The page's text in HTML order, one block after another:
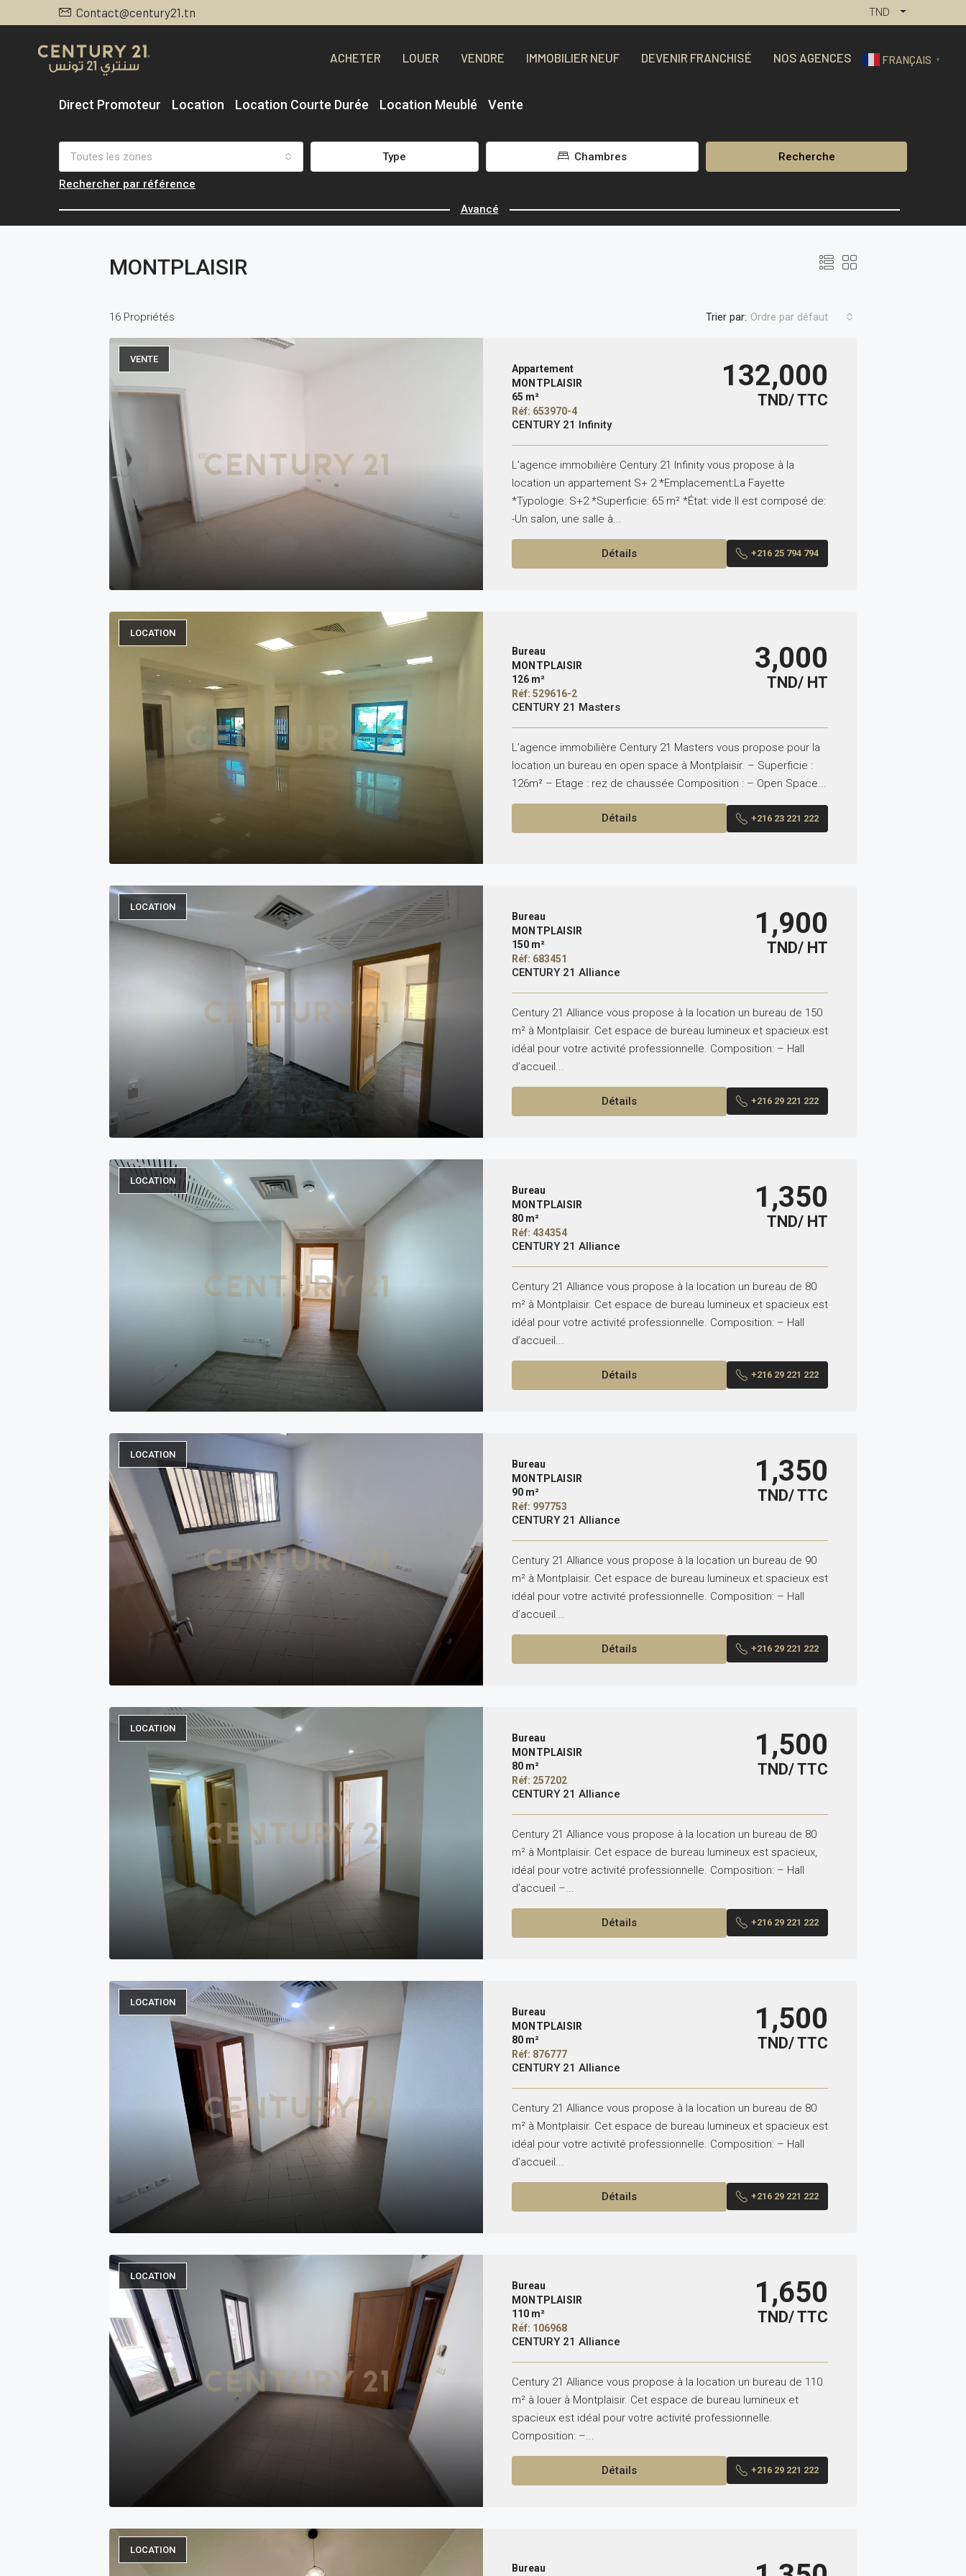
Contact@century21.tn TND
ACHETER LOUER VENDRE IMMOBILIER NEUF DEVENIR FRANCHISÉ NOS AGENCES FRANÇAIS ▼
Direct Promoteur Location Location Courte Durée Location Meublé Vente
Toutes les zones Type Chambres Recherche
Rechercher par référence
Avancé
MONTPLAISIR
16 Propriétés Trier par: Ordre par défaut
VENTE
Appartement
MONTPLAISIR
65 m²
Réf: 653970-4
CENTURY 21 Infinity
132,000
TND/ TTC
L’agence immobilière Century 21 Infinity vous propose à la
location un appartement S+ 2 *Emplacement:La Fayette
*Typologie: S+2 *Superficie: 65 m² *État: vide Il est composé de:
-Un salon, une salle à...
Détails +216 25 794 794
LOCATION
Bureau
MONTPLAISIR
126 m²
Réf: 529616-2
CENTURY 21 Masters
3,000
TND/ HT
L’agence immobilière Century 21 Masters vous propose pour la
location un bureau en open space à Montplaisir. – Superficie :
126m² – Etage : rez de chaussée Composition : – Open Space...
Détails +216 23 221 222
LOCATION
Bureau
MONTPLAISIR
150 m²
Réf: 683451
CENTURY 21 Alliance
1,900
TND/ HT
Century 21 Alliance vous propose à la location un bureau de 150
m² à Montplaisir. Cet espace de bureau lumineux et spacieux est
idéal pour votre activité professionnelle. Composition: – Hall
d’accueil...
Détails +216 29 221 222
LOCATION
Bureau
MONTPLAISIR
80 m²
Réf: 434354
CENTURY 21 Alliance
1,350
TND/ HT
Century 21 Alliance vous propose à la location un bureau de 80
m² à Montplaisir. Cet espace de bureau lumineux et spacieux est
idéal pour votre activité professionnelle. Composition: – Hall
d’accueil...
Détails +216 29 221 222
LOCATION
Bureau
MONTPLAISIR
90 m²
Réf: 997753
CENTURY 21 Alliance
1,350
TND/ TTC
Century 21 Alliance vous propose à la location un bureau de 90
m² à Montplaisir. Cet espace de bureau lumineux et spacieux est
idéal pour votre activité professionnelle. Composition: – Hall
d’accueil...
Détails +216 29 221 222
LOCATION
Bureau
MONTPLAISIR
80 m²
Réf: 257202
CENTURY 21 Alliance
1,500
TND/ TTC
Century 21 Alliance vous propose à la location un bureau de 80
m² à Montplaisir. Cet espace de bureau lumineux est spacieux,
idéal pour votre activité professionnelle. Composition: – Hall
d’accueil –...
Détails +216 29 221 222
LOCATION
Bureau
MONTPLAISIR
80 m²
Réf: 876777
CENTURY 21 Alliance
1,500
TND/ TTC
Century 21 Alliance vous propose à la location un bureau de 80
m² à Montplaisir. Cet espace de bureau lumineux et spacieux est
idéal pour votre activité professionnelle. Composition: – Hall
d’accueil...
Détails +216 29 221 222
LOCATION
Bureau
MONTPLAISIR
110 m²
Réf: 106968
CENTURY 21 Alliance
1,650
TND/ TTC
Century 21 Alliance vous propose à la location un bureau de 110
m² à louer à Montplaisir. Cet espace de bureau lumineux et
spacieux est idéal pour votre activité professionnelle.
Composition: –...
Détails +216 29 221 222
LOCATION
Bureau